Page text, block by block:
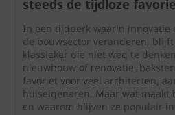
steeds de tijdloze
In een tijdperk waarin innovatie
de bouwsector veranderen,
klassieker die niet weg te
nieuwbouw of renovatie,
favoriet voor veel architecten,
huiseigenaren. Maar wat maakt
en waarom blijven ze populair